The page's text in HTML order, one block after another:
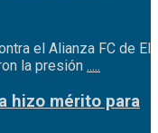
el Alianza FC de El
la presión .....
hizo mérito para